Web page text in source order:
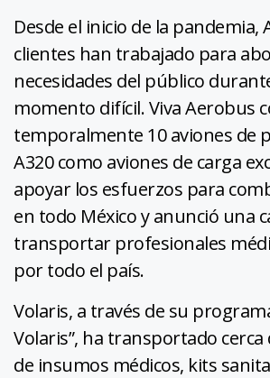
Desde el inicio de la pandemia,
clientes han trabajado para
necesidades del público
momento difícil. Viva Aerobus
temporalmente 10 aviones de
A320 como aviones de carga
apoyar los esfuerzos para
en todo México y anunció una
transportar profesionales
por todo el país.
Volaris, a través de su
Volaris”, ha transportado cerca
de insumos médicos, kits